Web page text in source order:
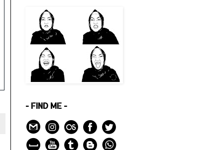
- FIND ME -